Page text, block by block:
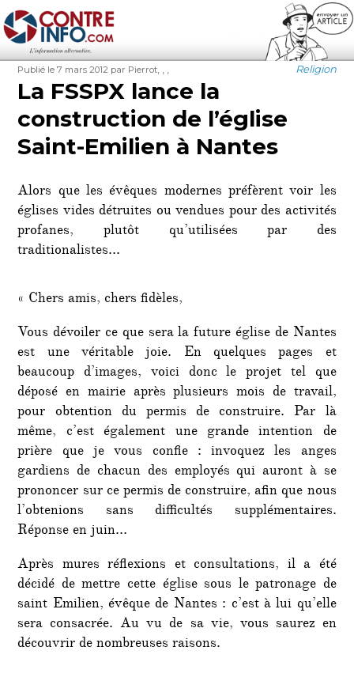
Contre-Info
Publié
le
Publié le 7 mars 2012 Auteur
par Pierrot Catégories
Religion
Étiquettes
La FSSPX lance la
construction de l’église
Saint-Emilien à Nantes
Alors que les évêques modernes préfèrent voir les
églises vides détruites ou vendues pour des activités
profanes, plutôt qu’utilisées par des
traditionalistes…
« Chers amis, chers fidèles,
Vous dévoiler ce que sera la future église de Nantes
est une véritable joie. En quelques pages et
beaucoup d’images, voici donc le projet tel que
déposé en mairie après plusieurs mois de travail,
pour obtention du permis de construire. Par là
même, c’est également une grande intention de
prière que je vous confie : invoquez les anges
gardiens de chacun des employés qui auront à se
prononcer sur ce permis de construire, afin que nous
l’obtenions sans difficultés supplémentaires.
Réponse en juin…
Après mures réflexions et consultations, il a été
décidé de mettre cette église sous le patronage de
saint Emilien, évêque de Nantes : c’est à lui qu’elle
sera consacrée. Au vu de sa vie, vous saurez en
découvrir de nombreuses raisons.